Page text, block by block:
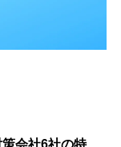
策会社6社の特